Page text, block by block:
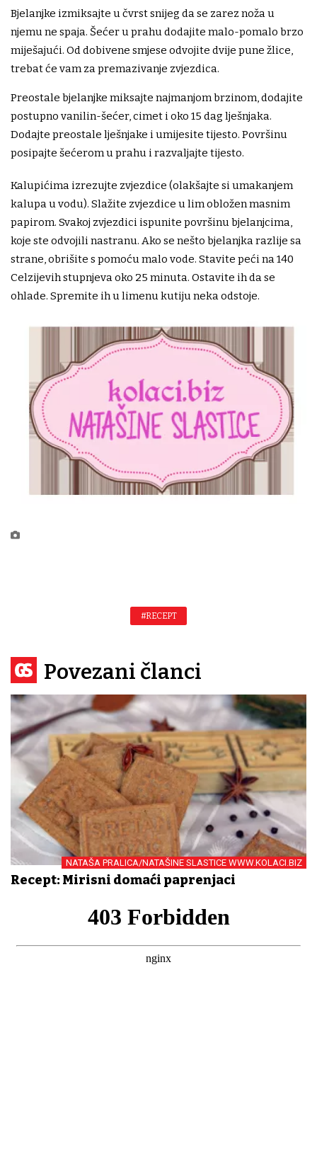
Bjelanjke izmiksajte u čvrst snijeg da se zarez noža u
njemu ne spaja. Šećer u prahu dodajite malo-pomalo brzo
miješajući. Od dobivene smjese odvojite dvije pune žlice,
trebat će vam za premazivanje zvjezdica.
Preostale bjelanjke miksajte najmanjom brzinom, dodajite
postupno vanilin-šećer, cimet i oko 15 dag lješnjaka.
Dodajte preostale lješnjake i umijesite tijesto. Površinu
posipajte šećerom u prahu i razvaljajte tijesto.
Kalupićima izrezujte zvjezdice (olakšajte si umakanjem
kalupa u vodu). Slažite zvjezdice u lim obložen masnim
papirom. Svakoj zvjezdici ispunite površinu bjelanjcima,
koje ste odvojili nastranu. Ako se nešto bjelanjka razlije sa
strane, obrišite s pomoću malo vode. Stavite peći na 140
Celzijevih stupnjeva oko 25 minuta. Ostavite ih da se
ohlade. Spremite ih u limenu kutiju neka odstoje.
#RECEPT
Povezani članci
NATAŠA PRALICA/NATAŠINE SLASTICE WWW.KOLACI.BIZ
Recept: Mirisni domaći paprenjaci